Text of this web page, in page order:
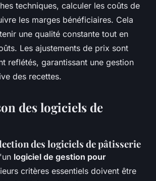
techniques, calculer les coûts de
les marges bénéficiaires. Cela
une qualité constante tout en
Les ajustements de prix sont
reflétés, garantissant une gestion
des recettes.
des logiciels de
des logiciels de pâtisserie
logiciel de gestion pour
critères essentiels doivent être